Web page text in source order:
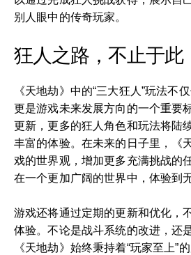
别人眼中的传奇玩家。
狂人之路，不止于此
《天地劫》中的“三大狂人”玩法不
更是游戏未来发展方向的一个重要
更新，更多的狂人角色和玩法将陆
丰富的体验。在未来的日子里，《
戏的世界观，增加更多充满挑战的
在一个更加广阔的世界中，体验到
游戏还将通过定期的更新和优化，
体验。不论是战斗系统的改进，还
《天地劫》始终秉持着“玩家至上”